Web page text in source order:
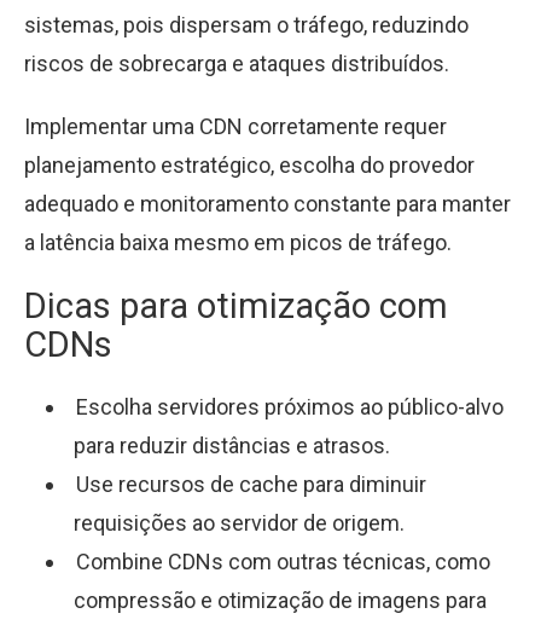
sistemas, pois dispersam o tráfego, reduzindo
riscos de sobrecarga e ataques distribuídos.
Implementar uma CDN corretamente requer
planejamento estratégico, escolha do provedor
adequado e monitoramento constante para manter
a latência baixa mesmo em picos de tráfego.
Dicas para otimização com
CDNs
Escolha servidores próximos ao público-alvo
para reduzir distâncias e atrasos.
Use recursos de cache para diminuir
requisições ao servidor de origem.
Combine CDNs com outras técnicas, como
compressão e otimização de imagens para